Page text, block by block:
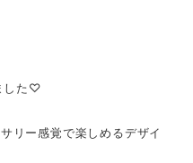
した♡
リー感覚で楽しめるデザイ